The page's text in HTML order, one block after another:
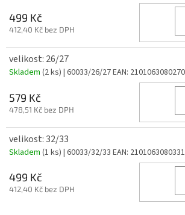
499 Kč
412,40 Kč bez DPH
velikost: 26/27
Skladem (2 ks) | 60033/26/27EAN: 2101063080270
579 Kč
478,51 Kč bez DPH
velikost: 32/33
Skladem (1 ks) | 60033/32/33 EAN: 2101063080331
499 Kč
412,40 Kč bez DPH